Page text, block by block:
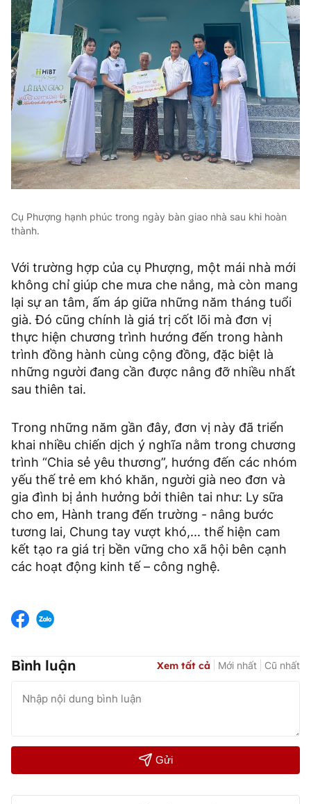
Cụ Phượng hạnh phúc trong ngày bàn giao nhà sau khi hoàn
thành.
Với trường hợp của cụ Phượng, một mái nhà mới
không chỉ giúp che mưa che nắng, mà còn mang
lại sự an tâm, ấm áp giữa những năm tháng tuổi
già. Đó cũng chính là giá trị cốt lõi mà đơn vị
thực hiện chương trình hướng đến trong hành
trình đồng hành cùng cộng đồng, đặc biệt là
những người đang cần được nâng đỡ nhiều nhất
sau thiên tai.
Trong những năm gần đây, đơn vị này đã triển
khai nhiều chiến dịch ý nghĩa nằm trong chương
trình “Chia sẻ yêu thương”, hướng đến các nhóm
yếu thế trẻ em khó khăn, người già neo đơn và
gia đình bị ảnh hưởng bởi thiên tai như: Ly sữa
cho em, Hành trang đến trường - nâng bước
tương lai, Chung tay vượt khó,... thể hiện cam
kết tạo ra giá trị bền vững cho xã hội bên cạnh
các hoạt động kinh tế – công nghệ.
Bình luận Xem tất cả Mới nhất Cũ nhất
Gửi